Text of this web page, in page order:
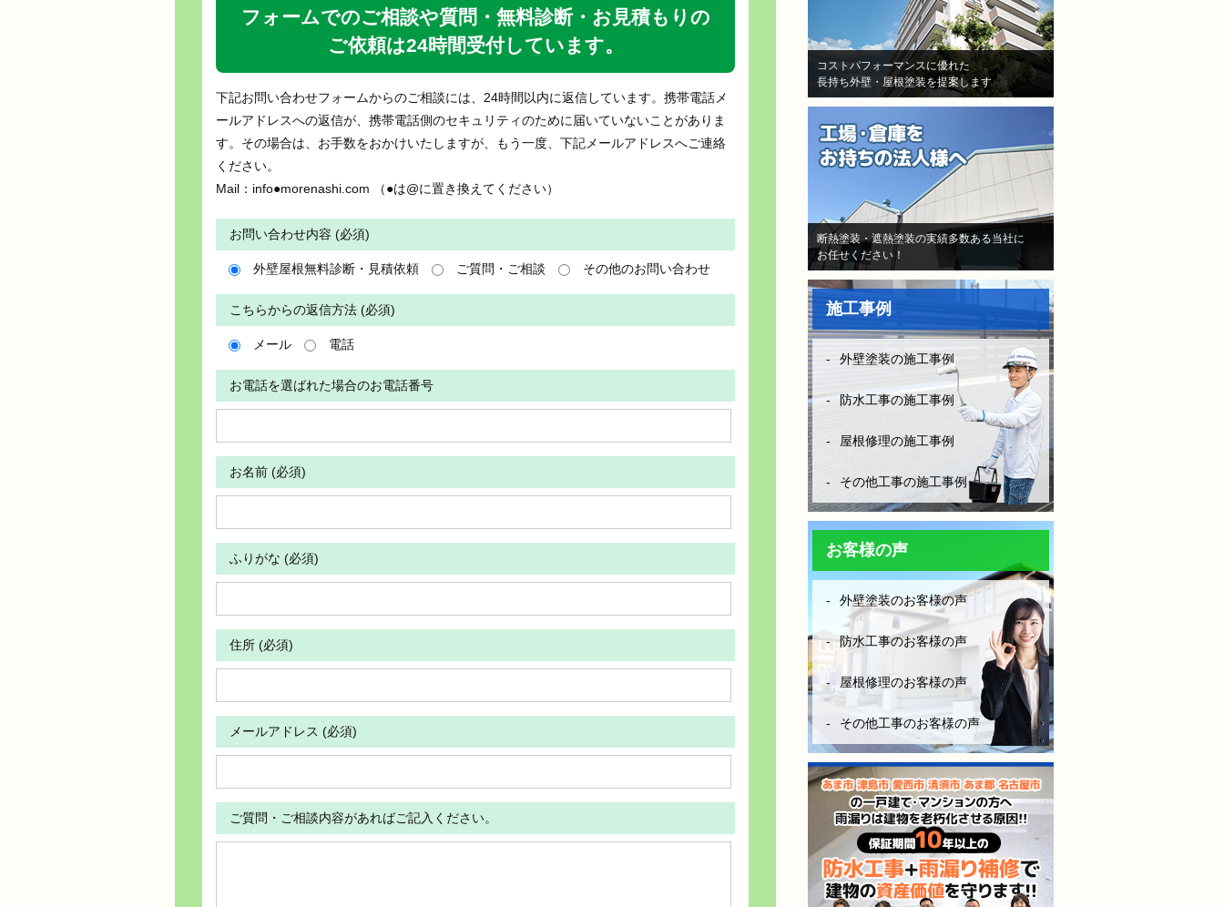
フォームでのご相談や質問・無料診断・お見積もりの
ご依頼は24時間受付しています。
下記お問い合わせフォームからのご相談には、24時間以内に返信しています。携帯電話メ
ールアドレスへの返信が、携帯電話側のセキュリティのために届いていないことがありま
す。その場合は、お手数をおかけいたしますが、もう一度、下記メールアドレスへご連絡
ください。
Mail：info●morenashi.com （●は@に置き換えてください）
お問い合わせ内容 (必須)
外壁屋根無料診断・見積依頼 ご質問・ご相談 その他のお問い合わせ
こちらからの返信方法 (必須)
メール 電話
お電話を選ばれた場合のお電話番号
お名前 (必須)
ふりがな (必須)
住所 (必須)
メールアドレス (必須)
ご質問・ご相談内容があればご記入ください。
その後A社の（株）モレナシ
ホームさんへ再度見積もりを
依頼！
状況を説明し、凄く親身に相
談にのって頂き、今度こそは
と信用して（株）モレナシホ
ームさんで再度防水工事、施
工をお願いしました。
当初はB社のトラウマで不安
しかなかったけど、（株）モ
レナシホームさんはとにかく
納得いく丁寧な説明や、時間
を費やしてくださり、また報
告書や日程など、仕事がきち
んとされていて、本当に安心
して、お任せできました。B
社とは全く比べものになりま
せん。
お客様に対してしっかり寄り
添い向き合って頂き、その日
の施工状況をLINEの写メにて
確認ができたりと、徹底した
管理とお客様の配慮等連携さ
れ凄く安心できました。
防水工事は決して安ければい
い！はダメです。水漏れをし
ては意味がない！やはりそれ
なりにお金はかかりますが、
長い年月を考えたら、妥当な
金額です。やはり、安心と信
頼あるきちんとした業者を選
ぶ事は大切だなーとこの度凄
（株）モレナシホームさんに
防水工事お願いして本当に良
かったと思います。
今後も点検やメンテナンス等
お世話になりますが、宜しく
お願いします。
防水工事、施工完工し、やっ
と、ホッとできました。
感謝しかないです。
本当にありがとうございまし
コストパフォーマンスに優れた
長持ち外壁・屋根塗装を提案します
断熱塗装・遮熱塗装の実績多数ある当社に
お任せください！
施工事例
外壁塗装の施工事例
防水工事の施工事例
屋根修理の施工事例
その他工事の施工事例
お客様の声
外壁塗装のお客様の声
防水工事のお客様の声
屋根修理のお客様の声
その他工事のお客様の声